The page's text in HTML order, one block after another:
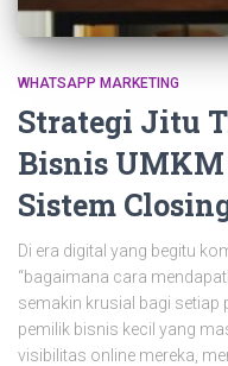
WHATSAPP MARKETING
Strategi Jitu
Bisnis
Sistem
Di era digital yang begitu
“bagaimana cara
semakin krusial bagi setiap
pemilik bisnis kecil yang
visibilitas online mereka,